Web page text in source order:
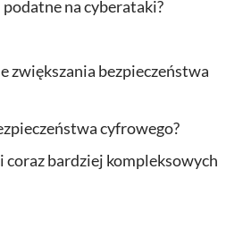
na cyberataki?
zwiększania bezpieczeństwa
cyfrowego?
bardziej kompleksowych